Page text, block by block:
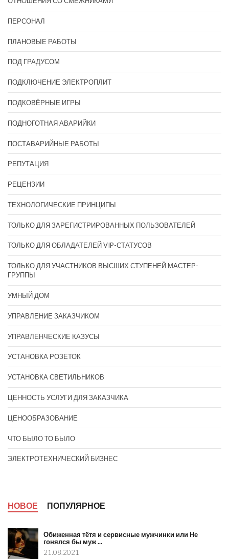
ПЕРСОНАЛ
ПЛАНОВЫЕ РАБОТЫ
ПОД ГРАДУСОМ
ПОДКЛЮЧЕНИЕ ЭЛЕКТРОПЛИТ
ПОДКОВЁРНЫЕ ИГРЫ
ПОДНОГОТНАЯ АВАРИЙКИ
ПОСТАВАРИЙНЫЕ РАБОТЫ
РЕПУТАЦИЯ
РЕЦЕНЗИИ
ТЕХНОЛОГИЧЕСКИЕ ПРИНЦИПЫ
ТОЛЬКО ДЛЯ ЗАРЕГИСТРИРОВАННЫХ ПОЛЬЗОВАТЕЛЕЙ
ТОЛЬКО ДЛЯ ОБЛАДАТЕЛЕЙ VIP-СТАТУСОВ
ТОЛЬКО ДЛЯ УЧАСТНИКОВ ВЫСШИХ СТУПЕНЕЙ МАСТЕР-
ГРУППЫ
УМНЫЙ ДОМ
УПРАВЛЕНИЕ ЗАКАЗЧИКОМ
УПРАВЛЕНЧЕСКИЕ КАЗУСЫ
УСТАНОВКА РОЗЕТОК
УСТАНОВКА СВЕТИЛЬНИКОВ
ЦЕННОСТЬ УСЛУГИ ДЛЯ ЗАКАЗЧИКА
ЦЕНООБРАЗОВАНИЕ
ЧТО БЫЛО ТО БЫЛО
ЭЛЕКТРОТЕХНИЧЕСКИЙ БИЗНЕС
НОВОЕ ПОПУЛЯРНОЕ
Обиженная тётя и сервисные мужчинки или Не
гонялся бы муж ...
21.08.2021